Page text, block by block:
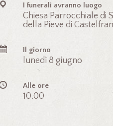
I funerali avranno luogo
Chiesa Parrocchiale di
della Pieve di
Il giorno
lunedì 8 giugno
Alle ore
10.00